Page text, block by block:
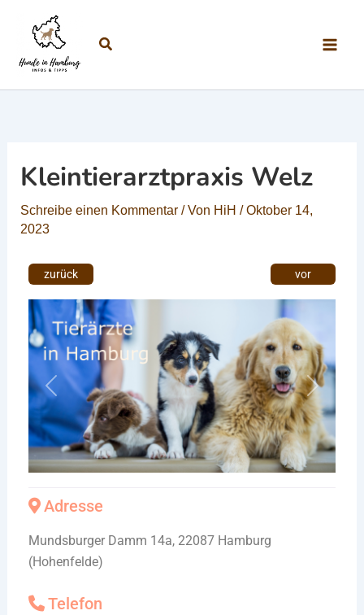
Suchen
Kleintierarztpraxis Welz
Schreibe einen Kommentar / Von HiH /Oktober 14,
2023
Vorheriges
Adresse
Mundsburger Damm 14a, 22087 Hamburg
(Hohenfelde)
Telefon